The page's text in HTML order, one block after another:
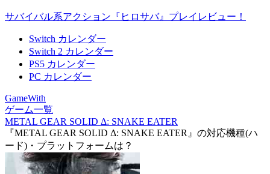
サバイバル系アクション『ヒロサバ』プレイレビュー！
Switch カレンダー
Switch 2 カレンダー
PS5 カレンダー
PC カレンダー
GameWith
ゲーム一覧
METAL GEAR SOLID Δ: SNAKE EATER
『METAL GEAR SOLID Δ: SNAKE EATER』の対応機種(ハ
ード)・プラットフォームは？